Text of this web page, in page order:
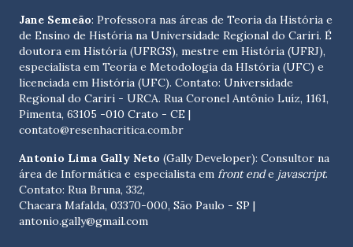
Jane Semeão: Professora nas áreas de Teoria da História e
de Ensino de História na Universidade Regional do Cariri. É
doutora em História (UFRGS), mestre em História (UFRJ),
especialista em Teoria e Metodologia da HIstória (UFC) e
licenciada em História (UFC). Contato: Universidade
Regional do Cariri - URCA. Rua Coronel Antônio Luíz, 1161,
Pimenta, 63105 -010 Crato - CE |
contato@resenhacritica.com.br
Antonio Lima Gally Neto (Gally Developer): Consultor na
área de Informática e especialista em front ende javascript.
Contato: Rua Bruna, 332,
Chacara Mafalda, 03370-000, São Paulo - SP |
antonio.gally@gmail.com